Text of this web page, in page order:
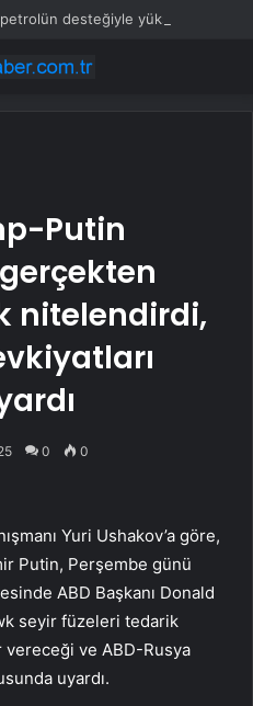
desteğiyle yükseldi
Putin
nitelendirdi,
0 0
Yuri Ushakov’a göre,
Putin, Perşembe günü
ABD Başkanı Donald
seyir füzeleri tedarik
vereceği ve ABD-Rusya
uyardı.